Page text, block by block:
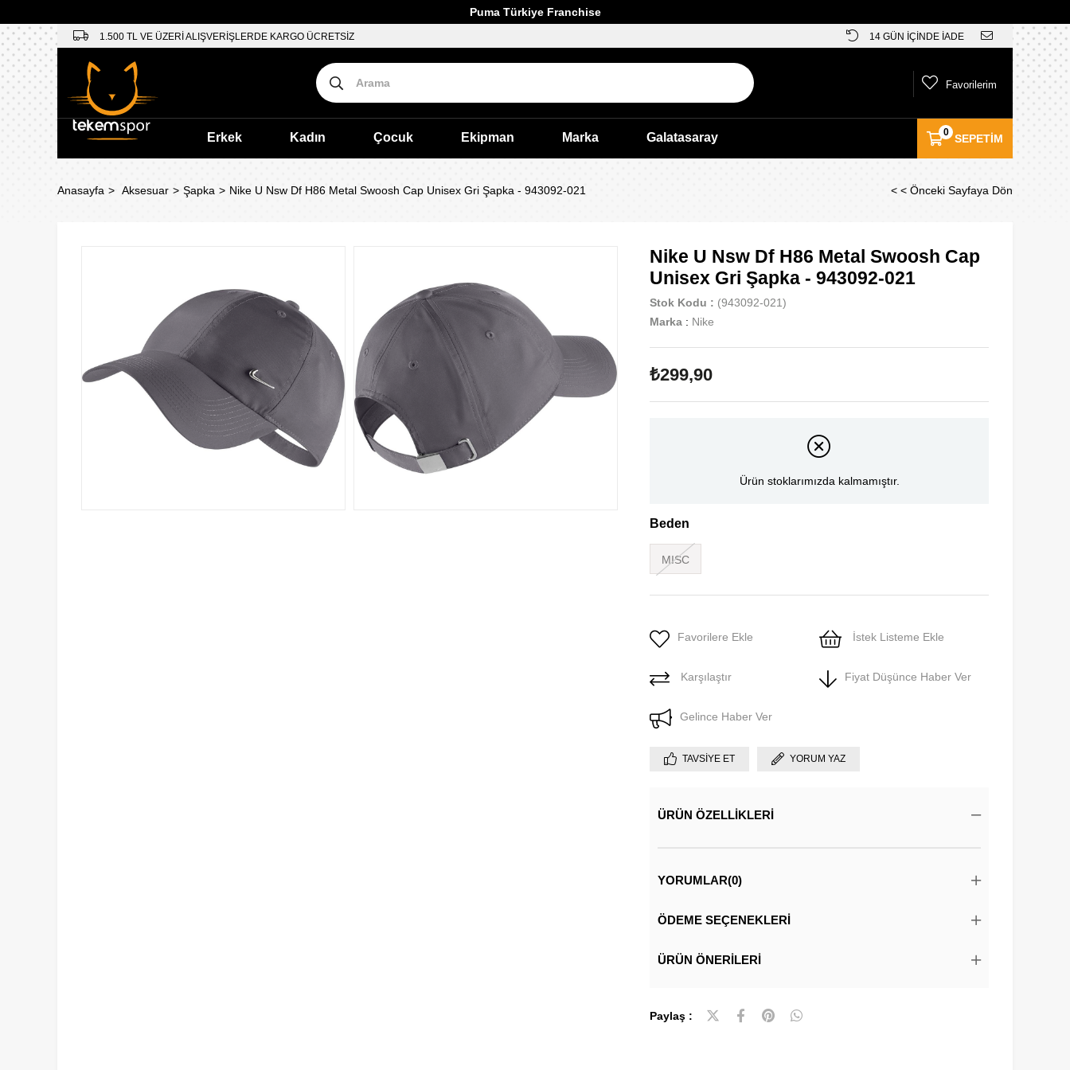
Puma Türkiye Franchise
1.500 TL VE ÜZERİ ALIŞVERİŞLERDE KARGO ÜCRETSİZ 14 GÜN İÇİNDE İADE
SEPETIM
0
Favorilerim
Erkek Kadın Çocuk Ekipman Marka Galatasaray
Anasayfa Aksesuar Şapka Nike U Nsw Df H86 Metal Swoosh Cap Unisex Gri Şapka - 943092-021 < < Önceki Sayfaya Dön
Nike U Nsw Df H86 Metal Swoosh Cap
Unisex Gri Şapka - 943092-021
Stok Kodu
(943092-021)
Marka : Nike
₺299,90
Ürün stoklarımızda kalmamıştır.
Beden
MISC
Favorilere Ekle İstek Listeme Ekle
Karşılaştır Fiyat Düşünce Haber Ver
Gelince Haber Ver
TAVSIYE ET YORUM YAZ
ÜRÜN ÖZELLIKLERI
YORUMLAR(0)
ÖDEME SEÇENEKLERI
ÜRÜN ÖNERILERI
Paylaş :